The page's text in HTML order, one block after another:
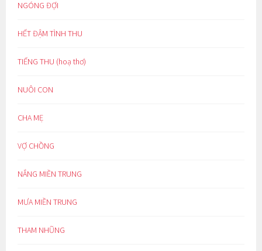
NGÓNG ĐỢI
HẾT ĐẬM TÌNH THU
TIẾNG THU (hoạ thơ)
NUÔI CON
CHA MẸ
VỢ CHỒNG
NẮNG MIỀN TRUNG
MƯA MIỀN TRUNG
THAM NHŨNG